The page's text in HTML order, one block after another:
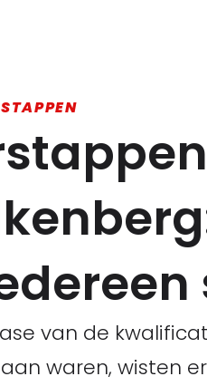
van de
waren, wisten